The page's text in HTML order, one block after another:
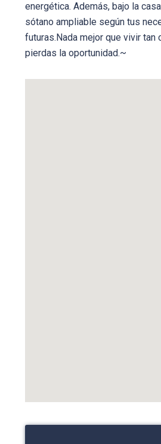
energética. Además, bajo la
sótano ampliable según tus
futuras.Nada mejor que vivir tan
pierdas la oportunidad.~